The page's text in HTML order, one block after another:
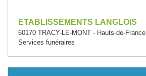
ETABLISSEMENTS LANGLOIS
60170 TRACY-LE-MONT - Hauts-de-France
Services funéraires